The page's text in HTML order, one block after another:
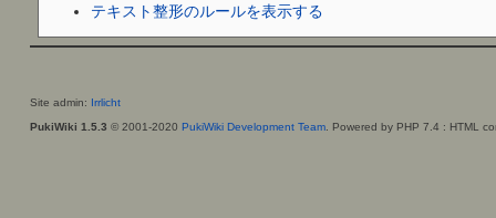
テキスト整形のルールを表示する
Site admin: Irrlicht
PukiWiki 1.5.3 © 2001-2020 PukiWiki Development Team. Powered by PHP 7.4 : HTML